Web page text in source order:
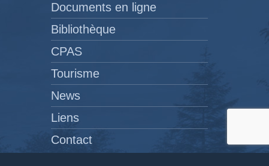
Documents en ligne
Bibliothèque
CPAS
Tourisme
News
Liens
Contact